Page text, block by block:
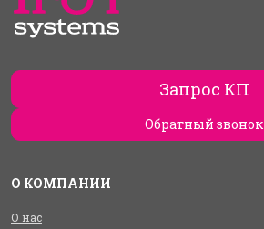
Запрос КП
Обратный звонок
О КОМПАНИИ
О нас